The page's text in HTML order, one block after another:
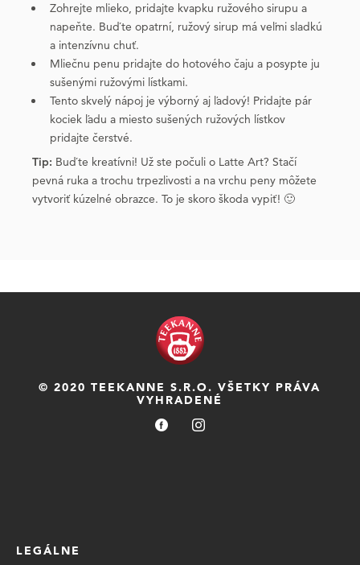
Zohrejte mlieko, pridajte kvapku ružového sirupu a
napeňte. Buďte opatrní, ružový sirup má veľmi sladkú
a intenzívnu chuť.
Mliečnu penu pridajte do hotového čaju a posypte ju
sušenými ružovými lístkami.
Tento skvelý nápoj je výborný aj ľadový! Pridajte pár
kociek ľadu a miesto sušených ružových lístkov
pridajte čerstvé.
Tip: Buďte kreatívni! Už ste počuli o Latte Art? Stačí
pevná ruka a trochu trpezlivosti a na vrchu peny môžete
vytvoriť kúzelné obrazce. To je skoro škoda vypiť! 🙂
© 2020 TEEKANNE S.R.O. VŠETKY PRÁVA
VYHRADENÉ
LEGÁLNE